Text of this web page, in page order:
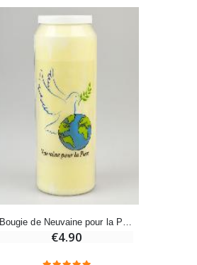
Bougie de Neuvaine pour la Paix - 17,5 cm
€4.90